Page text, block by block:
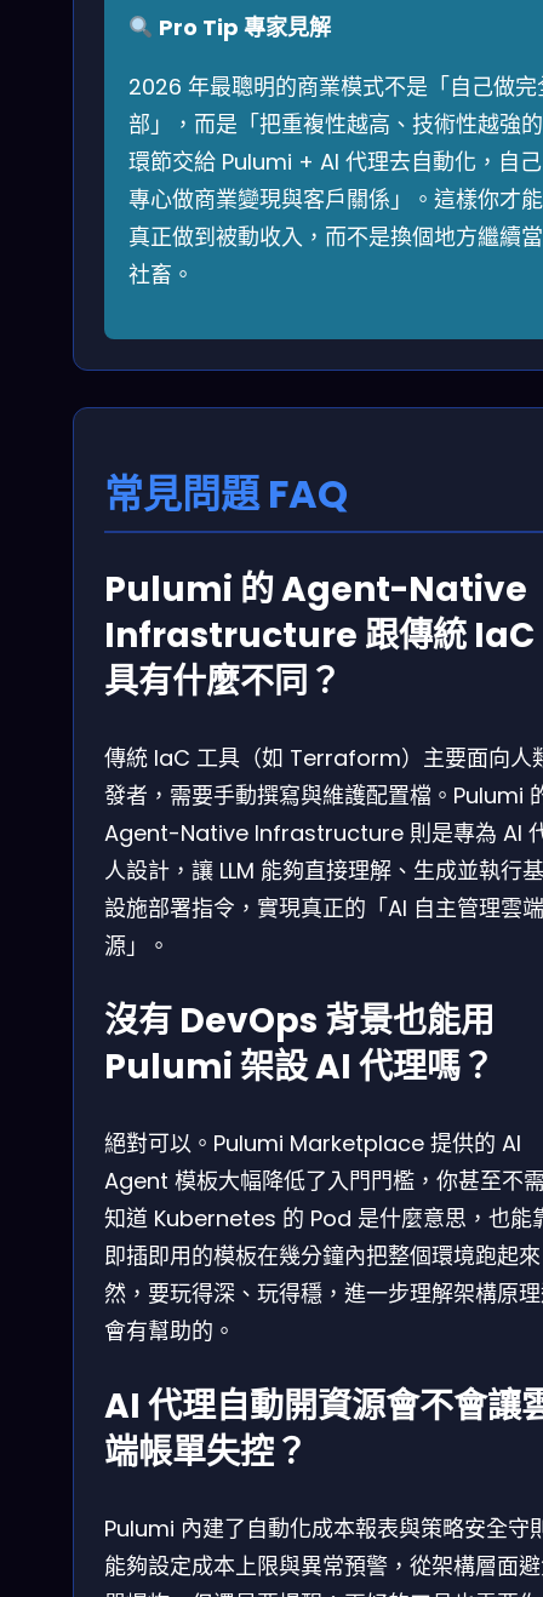
Pro Tip 專家見解
2026 年最聰明的商業模式不是「自己做完
部」，而是「把重複性越高、技術性越強的
環節交給 Pulumi + AI 代理去自動化，自己
專心做商業變現與客戶關係」。這樣你才能
真正做到被動收入，而不是換個地方繼續當
社畜。
常見問題 FAQ
Pulumi 的 Agent-Native
Infrastructure 跟傳統 IaC
具有什麼不同？
傳統 IaC 工具（如 Terraform）主要面向人
發者，需要手動撰寫與維護配置檔。Pulumi
Agent-Native Infrastructure 則是專為 AI
人設計，讓 LLM 能夠直接理解、生成並執行
設施部署指令，實現真正的「AI 自主管理雲
源」。
沒有 DevOps 背景也能用
Pulumi 架設 AI 代理嗎？
絕對可以。Pulumi Marketplace 提供的 AI
Agent 模板大幅降低了入門門檻，你甚至不
知道 Kubernetes 的 Pod 是什麼意思，也能
即插即用的模板在幾分鐘內把整個環境跑起
然，要玩得深、玩得穩，進一步理解架構原
會有幫助的。
AI 代理自動開資源會不會讓
端帳單失控？
Pulumi 內建了自動化成本報表與策略安全守
能夠設定成本上限與異常預警，從架構層面